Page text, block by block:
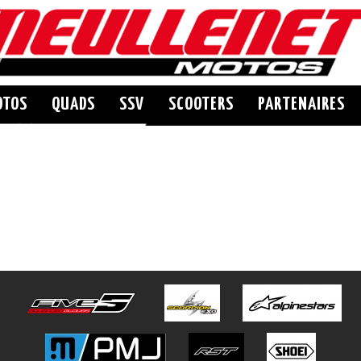
QUADS SSV SCOOTERS PARTENAIRES